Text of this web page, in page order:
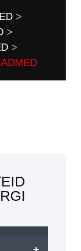
>
>
>